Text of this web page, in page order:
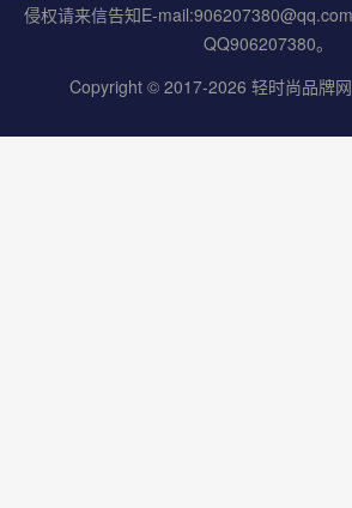
侵权请来信告知E-
QQ906207380。
Copyright © 2017-2026 轻时尚品牌网